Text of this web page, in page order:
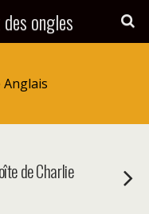
ongles
Anglais
de Charlie